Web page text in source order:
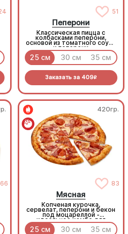
51
Пеперони
Классическая пицца с
колбасками пеперони,
основой из томатного соуса
и пеперони
25 см 30 см 35 см
Заказать за 409R
420гр.
83
Мясная
Копченая курочка,
сервелат, пеперони и бекон
под моцареллой -
идеальное комбо для
любителей всего мясного!
25 см 30 см 35 см